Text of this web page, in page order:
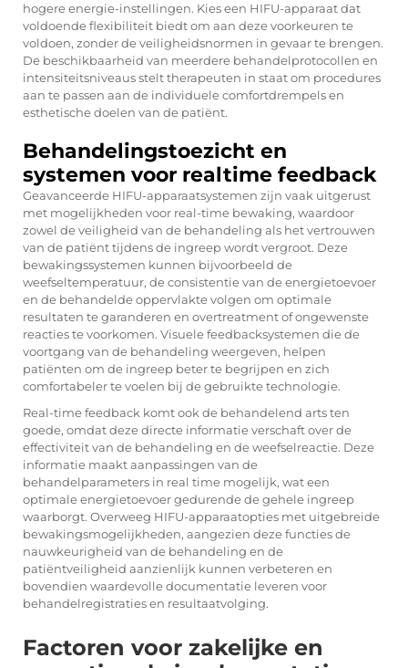
hogere energie-instellingen. Kies een HIFU-apparaat dat
voldoende flexibiliteit biedt om aan deze voorkeuren te
voldoen, zonder de veiligheidsnormen in gevaar te brengen.
De beschikbaarheid van meerdere behandelprotocollen en
intensiteitsniveaus stelt therapeuten in staat om procedures
aan te passen aan de individuele comfortdrempels en
esthetische doelen van de patiënt.
Behandelingstoezicht en
systemen voor realtime feedback
Geavanceerde HIFU-apparaatsystemen zijn vaak uitgerust
met mogelijkheden voor real-time bewaking, waardoor
zowel de veiligheid van de behandeling als het vertrouwen
van de patiënt tijdens de ingreep wordt vergroot. Deze
bewakingssystemen kunnen bijvoorbeeld de
weefseltemperatuur, de consistentie van de energietoevoer
en de behandelde oppervlakte volgen om optimale
resultaten te garanderen en overtreatment of ongewenste
reacties te voorkomen. Visuele feedbacksystemen die de
voortgang van de behandeling weergeven, helpen
patiënten om de ingreep beter te begrijpen en zich
comfortabeler te voelen bij de gebruikte technologie.
Real-time feedback komt ook de behandelend arts ten
goede, omdat deze directe informatie verschaft over de
effectiviteit van de behandeling en de weefselreactie. Deze
informatie maakt aanpassingen van de
behandelparameters in real time mogelijk, wat een
optimale energietoevoer gedurende de gehele ingreep
waarborgt. Overweeg HIFU-apparaatopties met uitgebreide
bewakingsmogelijkheden, aangezien deze functies de
nauwkeurigheid van de behandeling en de
patiëntveiligheid aanzienlijk kunnen verbeteren en
bovendien waardevolle documentatie leveren voor
behandelregistraties en resultaatvolging.
Factoren voor zakelijke en